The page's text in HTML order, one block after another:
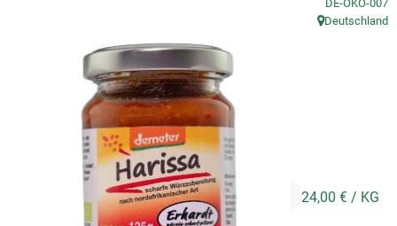
Unsere regionalen Erzeuger
3,00 € 24,00 € / KG
DE-ÖKO-007
, Herkunft:
Deutschland